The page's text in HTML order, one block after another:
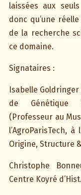
laissées aux
donc qu’une
de la recherche
ce domaine.
Signataires :
Isabelle Goldringer
de Génétique
(Professeur au
l’AgroParisTech,
Origine, Structure
Christophe
Centre Koyré